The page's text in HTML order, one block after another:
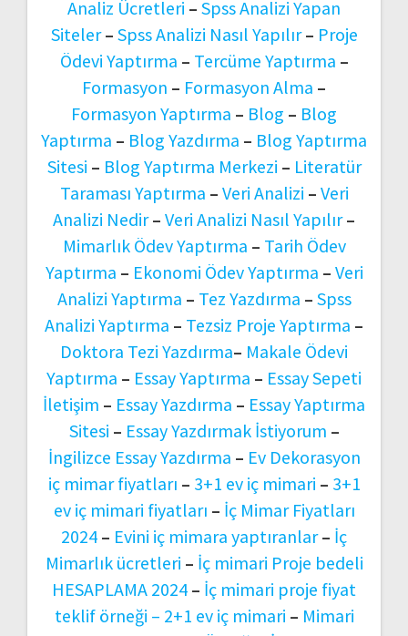
Analiz Ücretleri – Spss Analizi Yapan
Siteler– Spss Analizi Nasıl Yapılır– Proje
Ödevi Yaptırma – Tercüme Yaptırma –
Formasyon – Formasyon Alma –
Formasyon Yaptırma – Blog – Blog
Yaptırma – Blog Yazdırma – Blog Yaptırma
Sitesi – Blog Yaptırma Merkezi – Literatür
Taraması Yaptırma – Veri Analizi – Veri
Analizi Nedir– Veri Analizi Nasıl Yapılır–
Mimarlık Ödev Yaptırma – Tarih Ödev
Yaptırma – Ekonomi Ödev Yaptırma – Veri
Analizi Yaptırma – Tez Yazdırma – Spss
Analizi Yaptırma – Tezsiz Proje Yaptırma –
Doktora Tezi Yazdırma– Makale Ödevi
Yaptırma – Essay Yaptırma – Essay Sepeti
İletişim – Essay Yazdırma – Essay Yaptırma
Sitesi – Essay Yazdırmak İstiyorum –
İngilizce Essay Yazdırma – Ev Dekorasyon
iç mimar fiyatları – 3+1 ev iç mimari – 3+1
ev iç mimari fiyatları – İç Mimar Fiyatları
2024 – Evini iç mimara yaptıranlar– İç
Mimarlık ücretleri – İç mimari Proje bedeli
HESAPLAMA 2024 – İç mimari proje fiyat
teklif örneği – 2+1 ev iç mimari – Mimari